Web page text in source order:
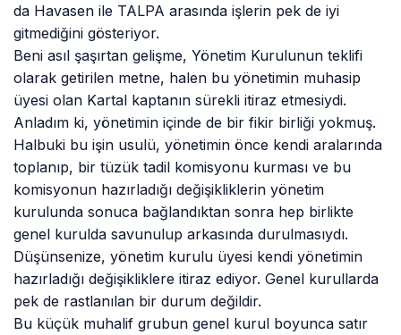
da Havasen ile TALPA arasında işlerin pek de iyi
gitmediğini gösteriyor.
Beni asıl şaşırtan gelişme, Yönetim Kurulunun teklifi
olarak getirilen metne, halen bu yönetimin muhasip
üyesi olan Kartal kaptanın sürekli itiraz etmesiydi.
Anladım ki, yönetimin içinde de bir fikir birliği yokmuş.
Halbuki bu işin usulü, yönetimin önce kendi aralarında
toplanıp, bir tüzük tadil komisyonu kurması ve bu
komisyonun hazırladığı değişikliklerin yönetim
kurulunda sonuca bağlandıktan sonra hep birlikte
genel kurulda savunulup arkasında durulmasıydı.
Düşünsenize, yönetim kurulu üyesi kendi yönetimin
hazırladığı değişikliklere itiraz ediyor. Genel kurullarda
pek de rastlanılan bir durum değildir.
Bu küçük muhalif grubun genel kurul boyunca satır